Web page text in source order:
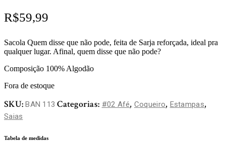
R$59,99
Sacola Quem disse que não pode, feita de Sarja reforçada, ideal pra
qualquer lugar. Afinal, quem disse que não pode?
Composição 100% Algodão
Fora de estoque
SKU:BAN 113 Categorias: #02 Afé, Coqueiro, Estampas,
Saias
Tabela de medidas